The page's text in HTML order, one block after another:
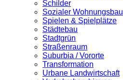
Schilder
Sozialer Wohnungsbau
Spielen & Spielplätze
Städtebau
Stadtgrün
Straßenraum
Suburbia / Vororte
Transformation
Urbane Landwirtschaft